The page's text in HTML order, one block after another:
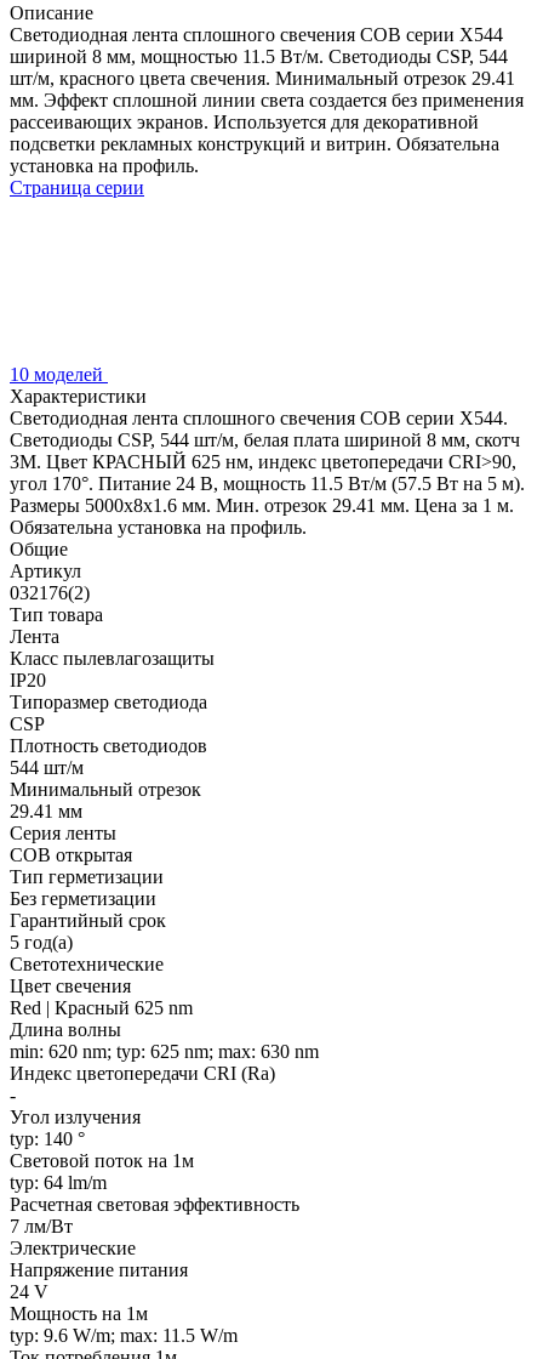
Описание
Светодиодная лента сплошного свечения COB серии X544
шириной 8 мм, мощностью 11.5 Вт/м. Светодиоды CSP, 544
шт/м, красного цвета свечения. Минимальный отрезок 29.41
мм. Эффект сплошной линии света создается без применения
рассеивающих экранов. Используется для декоративной
подсветки рекламных конструкций и витрин. Обязательна
установка на профиль.
Страница серии
10 моделей
Характеристики
Светодиодная лента сплошного свечения COB серии X544.
Светодиоды CSP, 544 шт/м, белая плата шириной 8 мм, скотч
3M. Цвет КРАСНЫЙ 625 нм, индекс цветопередачи CRI>90,
угол 170°. Питание 24 В, мощность 11.5 Вт/м (57.5 Вт на 5 м).
Размеры 5000x8x1.6 мм. Мин. отрезок 29.41 мм. Цена за 1 м.
Обязательна установка на профиль.
Общие
Артикул
032176(2)
Тип товара
Лента
Класс пылевлагозащиты
IP20
Типоразмер светодиода
CSP
Плотность светодиодов
544 шт/м
Минимальный отрезок
29.41 мм
Серия ленты
COB открытая
Тип герметизации
Без герметизации
Гарантийный срок
5 год(а)
Светотехнические
Цвет свечения
Red | Красный 625 nm
Длина волны
min: 620 nm; typ: 625 nm; max: 630 nm
Индекс цветопередачи CRI (Ra)
-
Угол излучения
typ: 140 °
Световой поток на 1м
typ: 64 lm/m
Расчетная световая эффективность
7 лм/Вт
Электрические
Напряжение питания
24 V
Мощность на 1м
typ: 9.6 W/m; max: 11.5 W/m